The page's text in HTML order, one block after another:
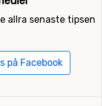
allra senaste tipsen
på Facebook